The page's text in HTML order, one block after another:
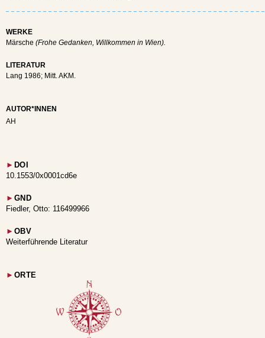
WERKE
Märsche (Frohe Gedanken, Willkommen in Wien).
LITERATUR
Lang 1986; Mitt. AKM.
AUTOR*INNEN
AH
► DOI
10.1553/0x0001cd6e
► GND
Fiedler, Otto: 116499966
► OBV
Weiterführende Literatur
► ORTE